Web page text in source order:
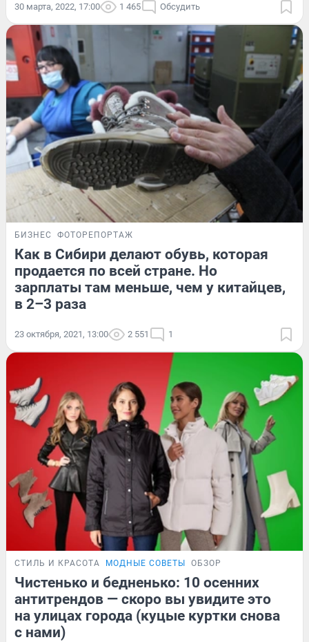
30 марта, 2022, 17:00 1 465 Обсудить
БИЗНЕС ФОТОРЕПОРТАЖ
Как в Сибири делают обувь, которая
продается по всей стране. Но
зарплаты там меньше, чем у китайцев,
в 2–3 раза
23 октября, 2021, 13:00 2 551 1
СТИЛЬ И КРАСОТА МОДНЫЕ СОВЕТЫ ОБЗОР
Чистенько и бедненько: 10 осенних
антитрендов — скоро вы увидите это
на улицах города (куцые куртки снова
с нами)